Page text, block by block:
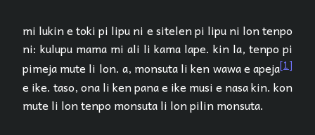
mi lukin e toki pi lipu ni e sitelen pi lipu ni lon tenpo
ni: kulupu mama mi ali li kama lape. kin la, tenpo pi
pimeja mute li lon. a, monsuta li ken wawa e apeja[1]
e ike. taso, ona li ken pana e ike musi e nasa kin. kon
mute li lon tenpo monsuta li lon pilin monsuta.